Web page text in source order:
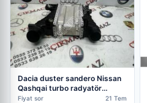
Dacia duster sandero Nissan
Qashqai turbo radyatör
intercooler
Fiyat sor 21 Tem